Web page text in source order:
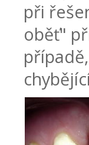
při
oběť"